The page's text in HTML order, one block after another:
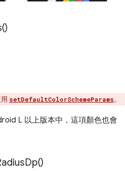
)
setDefaultColorSchemeParams。
L 以上版本中，這項顏色也會
Dp()